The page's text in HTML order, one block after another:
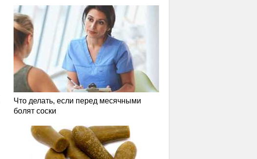
Что делать, если перед месячными
болят соски